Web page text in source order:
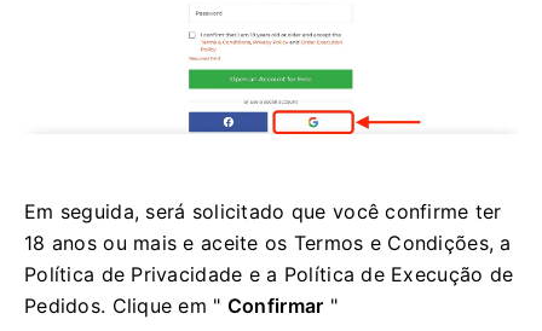
Em seguida, será solicitado que você confirme ter
18 anos ou mais e aceite os Termos e Condições, a
Política de Privacidade e a Política de Execução de
Pedidos. Clique em " Confirmar "